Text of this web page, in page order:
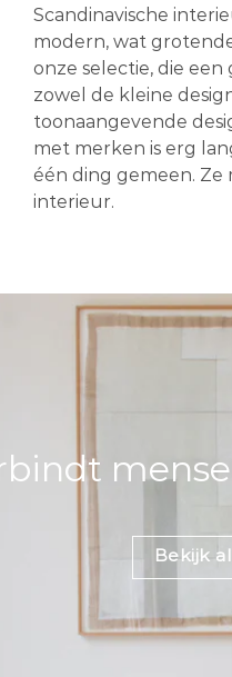
Scandinavische
modern, wat
onze selectie, die een
zowel de kleine
toonaangevende
met merken is erg
één ding gemeen. Ze
interieur.
Bekijk